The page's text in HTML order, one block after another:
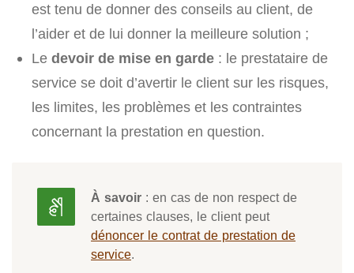
est tenu de donner des conseils au client, de
l’aider et de lui donner la meilleure solution ;
Le devoir de mise en garde : le prestataire de
service se doit d’avertir le client sur les risques,
les limites, les problèmes et les contraintes
concernant la prestation en question.
À savoir : en cas de non respect de
certaines clauses, le client peut
dénoncer le contrat de prestation de
service.